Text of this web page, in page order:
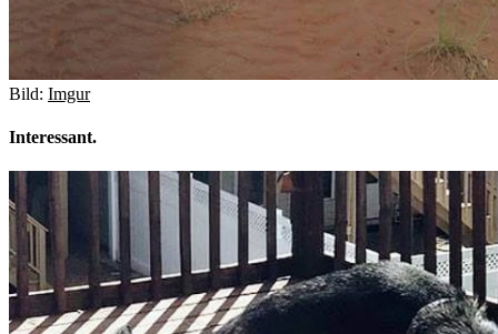
Bild: Imgur
Interessant.